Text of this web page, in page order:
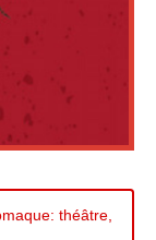
théâtre,